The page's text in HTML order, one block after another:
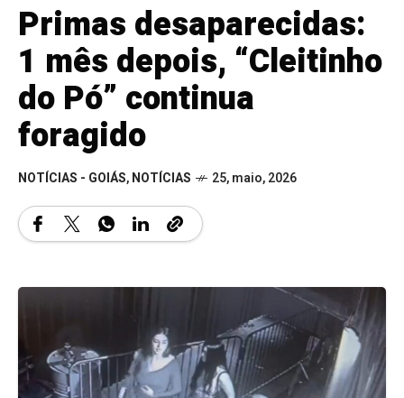
Primas desaparecidas:
1 mês depois, “Cleitinho
do Pó” continua
foragido
NOTÍCIAS - GOIÁS,NOTÍCIAS 25, maio, 2026